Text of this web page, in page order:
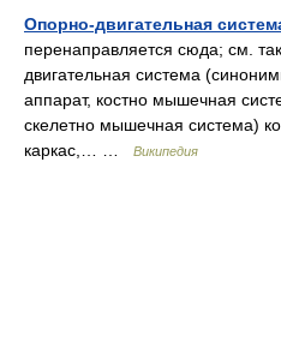
Опорно-двигательная
перенаправляется сюда; см.
двигательная система
аппарат, костно мышечная
скелетно мышечная система)
каркас,… …
Википедия